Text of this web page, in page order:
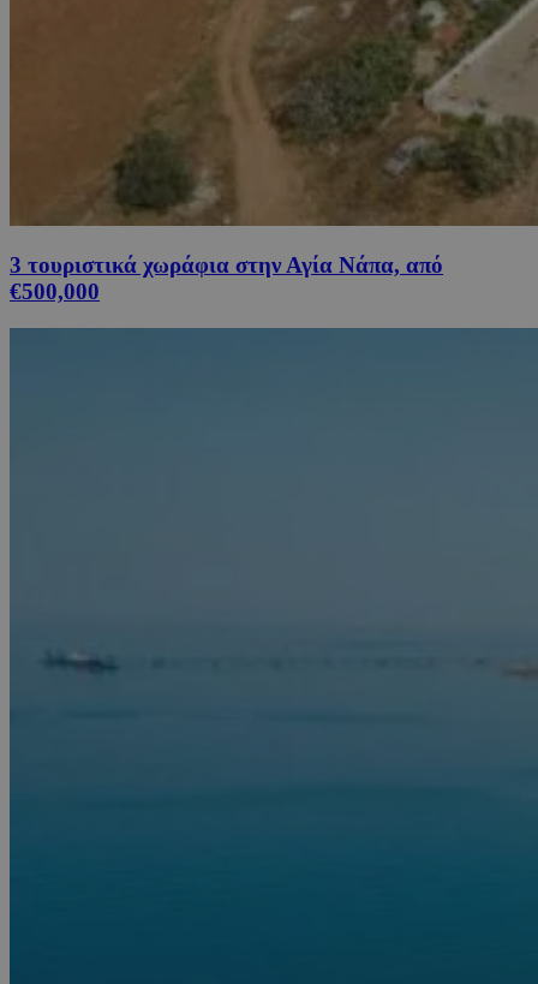
3 τουριστικά χωράφια στην Αγία Νάπα, από
€500,000